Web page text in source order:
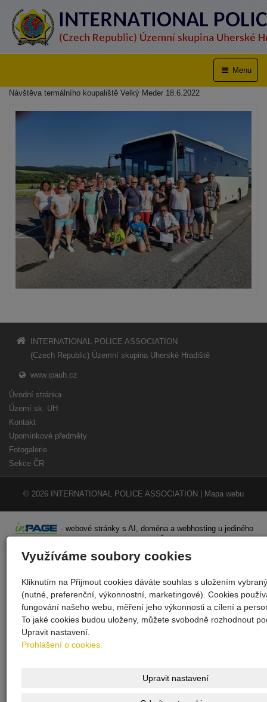
Menu
Návštěva termálního koupaliště Velký Meder 18.6.2022
INTERNATIONAL POLICE ASSOCIATION
(Czech Republic) Územní skupina Uherské Hradiště
www.ipauh.cz
Úvodní stránka
Území sk. UH
Kontakt
Upomínkové předměty
Fotogalerie
Sekce ČR
© 2026 INTERNATIONAL POLICE ASSOCIATION Mapa webu
- webové stránkys AI, doménaa webhostingu jediného
5★ registrátora v ČR
sponzor stránek
Využíváme soubory cookies
Kliknutím na Přijmout cookies dáváte souhlas s uložením
(nutné, preferenční, výkonnostní, marketingové). Cookies
fungování našeho webu, měření jeho výkonnosti a cílení a
To jaké cookies budou uloženy, můžete svobodně rozhodnout
Upravit nastavení.
Prohlášení o cookies.
Upravit nastavení